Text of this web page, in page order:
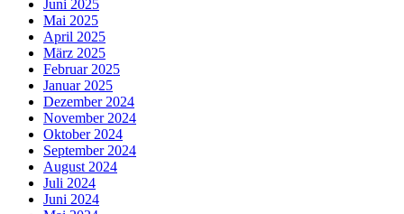
Juni 2025
Mai 2025
April 2025
März 2025
Februar 2025
Januar 2025
Dezember 2024
November 2024
Oktober 2024
September 2024
August 2024
Juli 2024
Juni 2024